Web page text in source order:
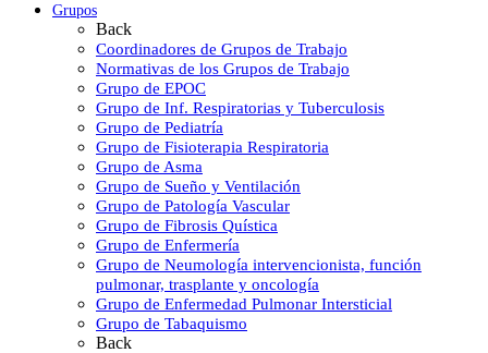
Grupos
Back
Coordinadores de Grupos de Trabajo
Normativas de los Grupos de Trabajo
Grupo de EPOC
Grupo de Inf. Respiratorias y Tuberculosis
Grupo de Pediatría
Grupo de Fisioterapia Respiratoria
Grupo de Asma
Grupo de Sueño y Ventilación
Grupo de Patología Vascular
Grupo de Fibrosis Quística
Grupo de Enfermería
Grupo de Neumología intervencionista, función
pulmonar, trasplante y oncología
Grupo de Enfermedad Pulmonar Intersticial
Grupo de Tabaquismo
Back